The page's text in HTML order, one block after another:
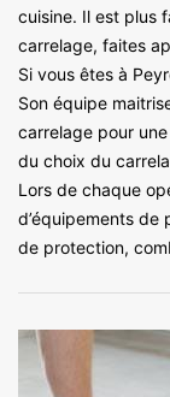
cuisine. Il est plus
carrelage, faites
Si vous êtes à
Son équipe
carrelage pour
du choix du
Lors de chaque
d’équipements
de protection,